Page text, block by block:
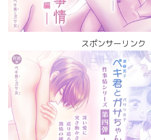
スポンサーリンク